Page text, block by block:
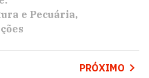
e Pecuária
PRÓXIMO